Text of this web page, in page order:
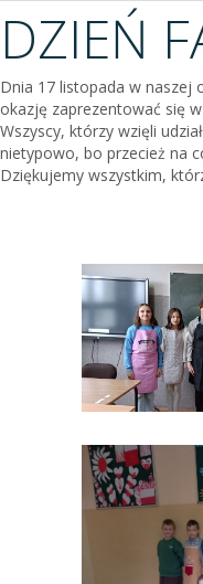
DZIEŃ
Dnia 17 listopada w naszej
okazję zaprezentować się
Wszyscy, którzy wzięli
nietypowo, bo przecież na
Dziękujemy wszystkim,